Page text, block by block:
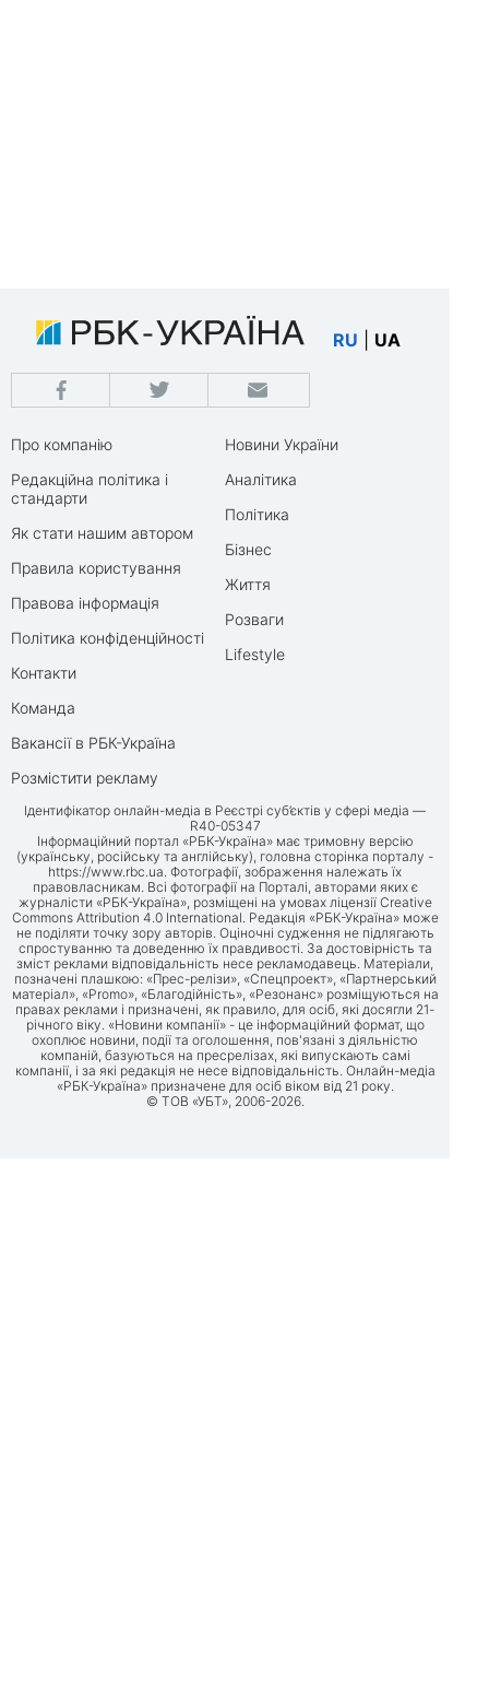
RU UA
Про компанію
Редакційна політика і
стандарти
Як стати нашим автором
Правила користування
Правова інформація
Політика конфіденційності
Контакти
Команда
Вакансії в РБК-Україна
Розмістити рекламу
Новини України
Аналітика
Політика
Бізнес
Життя
Розваги
Lifestyle
Ідентифікатор онлайн-медіа в Реєстрі суб’єктів у сфері медіа —
R40-05347
Інформаційний портал «РБК-Україна» має тримовну версію
(українську, російську та англійську), головна сторінка порталу -
https://www.rbc.ua . Фотографії, зображення належать їх
правовласникам. Всі фотографії на Порталі, авторами яких є
журналісти «РБК-Україна», розміщені на умовах ліцензії Creative
Commons Attribution 4.0 International. Редакція «РБК-Україна» може
не поділяти точку зору авторів. Оціночні судження не підлягають
спростуванню та доведенню їх правдивості. За достовірність та
зміст реклами відповідальність несе рекламодавець. Матеріали,
позначені плашкою: «Прес-релізи», «Спецпроект», «Партнерський
матеріал», «Promo», «Благодійність», «Резонанс» розміщуються на
правах реклами і призначені, як правило, для осіб, які досягли 21-
річного віку. «Новини компанії» - це інформаційний формат, що
охоплює новини, події та оголошення, пов'язані з діяльністю
компаній, базуються на пресрелізах, які випускають самі
компанії, і за які редакція не несе відповідальність. Онлайн-медіа
«РБК-Україна» призначене для осіб віком від 21 року.
© ТОВ «УБТ», 2006-2026.